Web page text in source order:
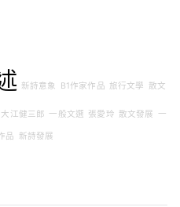
新詩意象 B1作家作品 旅行文學 散文
大江健三郎 一般文選 張愛玲 散文發展 一
品 新詩發展